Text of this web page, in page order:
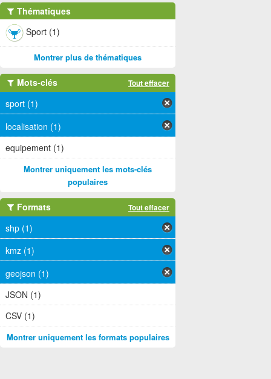
Thématiques
Sport (1)
Montrer plus de thématiques
Mots-clés Tout effacer
sport (1)
localisation (1)
equipement (1)
Montrer uniquement les mots-clés
populaires
Formats Tout effacer
shp (1)
kmz (1)
geojson (1)
JSON (1)
CSV (1)
Montrer uniquement les formats populaires